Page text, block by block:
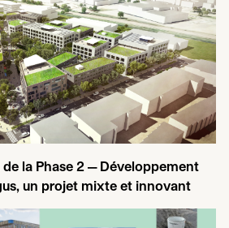
la Phase 2 — Développement
un projet mixte et innovant